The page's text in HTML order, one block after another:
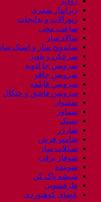
زیرانداز سفری
زیورآلات و بدلیجات
ساعت مچی
سالاد ساز
ساندویچ ساز و اسنک ساز
سرخکن و پلوپز
سرویس جا ادویه
سرویس چاقو
سرویس قابلمه
سرویس قاشق و چنگال
سشوار
سماور
سینک
شارژر
شامپو فرش
شکلات ساز
شوفاژ برقی
شوینده
شیشه پاک کن
ظرفشویی
عصای کوهنوردی